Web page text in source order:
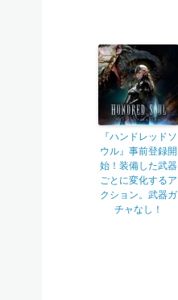
『ハンドレッドソ
ウル』事前登録開
始！装備した武器
ごとに変化するア
クション。武器ガ
チャなし！